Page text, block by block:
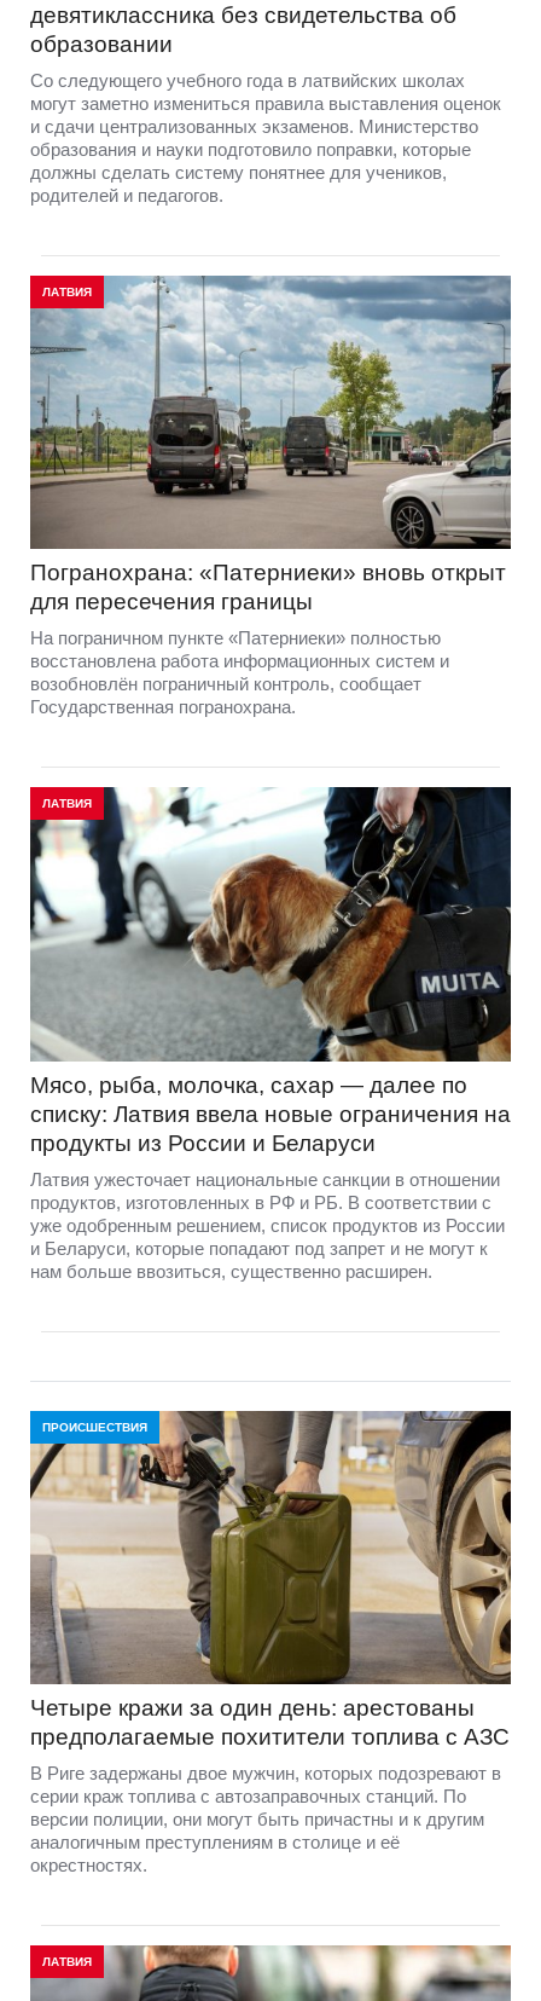
девятиклассника без свидетельства об
образовании
Со следующего учебного года в латвийских школах
могут заметно измениться правила выставления оценок
и сдачи централизованных экзаменов. Министерство
образования и науки подготовило поправки, которые
должны сделать систему понятнее для учеников,
родителей и педагогов.
ЛАТВИЯ
Погранохрана: «Патерниеки» вновь открыт
для пересечения границы
На пограничном пункте «Патерниеки» полностью
восстановлена работа информационных систем и
возобновлён пограничный контроль, сообщает
Государственная погранохрана.
ЛАТВИЯ
Мясо, рыба, молочка, сахар — далее по
списку: Латвия ввела новые ограничения на
продукты из России и Беларуси
Латвия ужесточает национальные санкции в отношении
продуктов, изготовленных в РФ и РБ. В соответствии с
уже одобренным решением, список продуктов из России
и Беларуси, которые попадают под запрет и не могут к
нам больше ввозиться, существенно расширен.
ПРОИСШЕСТВИЯ
Четыре кражи за один день: арестованы
предполагаемые похитители топлива с АЗС
В Риге задержаны двое мужчин, которых подозревают в
серии краж топлива с автозаправочных станций. По
версии полиции, они могут быть причастны и к другим
аналогичным преступлениям в столице и её
окрестностях.
ЛАТВИЯ